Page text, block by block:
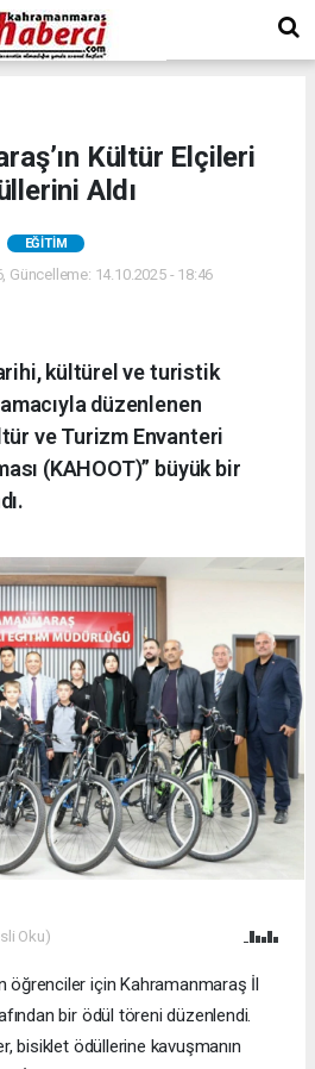
Kültür Elçileri
Aldı
EĞITIM
Güncelleme: 14.10.2025 - 18:46
kültürel ve turistik
düzenlenen
ve Turizm Envanteri
(KAHOOT)” büyük bir
Oku)
öğrenciler için Kahramanmaraş İl
bir ödül töreni düzenlendi.
bisiklet ödüllerine kavuşmanın